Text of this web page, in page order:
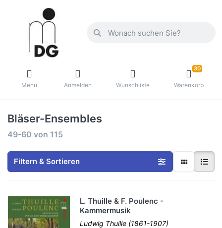
Menü Anmelden Wunschliste
30
Warenkorb
Bläser-Ensembles
49-60 von 115
Filtern & Sortieren
L. Thuille & F. Poulenc -
Kammermusik
Ludwig Thuille (1861-1907)